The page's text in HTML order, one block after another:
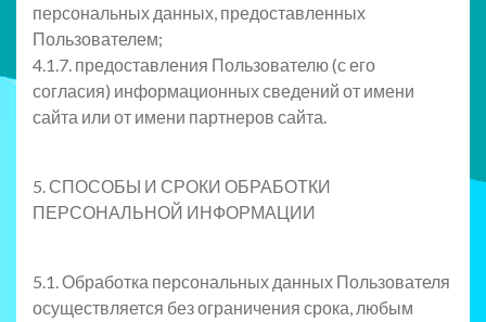
персональных данных, предоставленных
Пользователем;
4.1.7. предоставления Пользователю (с его
согласия) информационных сведений от имени
сайта или от имени партнеров сайта.
5. СПОСОБЫ И СРОКИ ОБРАБОТКИ
ПЕРСОНАЛЬНОЙ ИНФОРМАЦИИ
5.1. Обработка персональных данных Пользователя
осуществляется без ограничения срока, любым